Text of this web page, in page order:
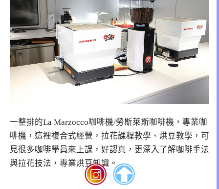
一整排的La Marzocco咖啡機/勞斯萊斯咖啡機，專業咖
啡機，這裡複合式經營，拉花課程教學、烘豆教學，可
見很多咖啡學員來上課，好認真，更深入了解咖啡手法
與拉花技法，專業烘豆知識。